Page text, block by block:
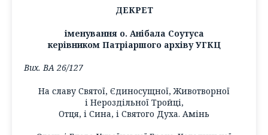
ДЕКРЕТ
іменування о. Анібала Соутуса
керівником Патріаршого архіву УГКЦ
Вих. ВА 26/127
На славу Святої, Єдиносущної, Животворної
і Нероздільної Тройці,
Отця, і Сина, і Святого Духа. Амінь